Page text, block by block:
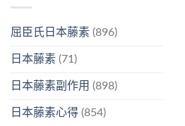
屈臣氏日本藤素(896)
日本藤素(71)
日本藤素副作用 (898)
日本藤素心得(854)